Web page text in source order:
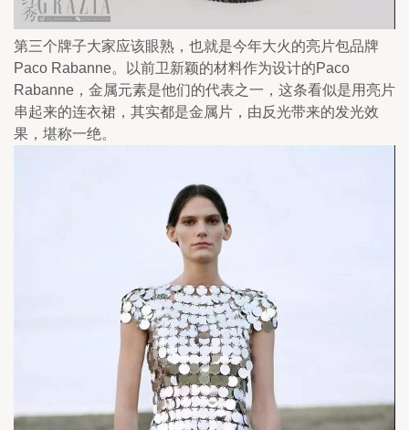
第三个牌子大家应该眼熟，也就是今年大火的亮片包品牌
Paco Rabanne。以前卫新颖的材料作为设计的Paco
Rabanne，金属元素是他们的代表之一，这条看似是用亮片
串起来的连衣裙，其实都是金属片，由反光带来的发光效
果，堪称一绝。